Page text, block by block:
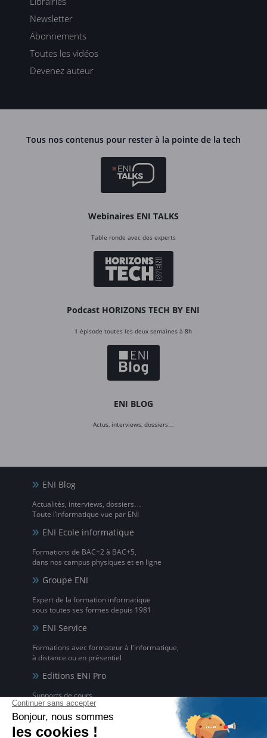
Newsletter
Abonnements
Toutes les vidéos
Devenez auteur
Tous nos contenus pour rester à la pointe de la tech
Webinaires ENI TALKS
Table ronde avec des experts
Podcast HORIZONS TECH BY ENI
1 épisode toutes les deux semaines à 8h
ENI BLOG
Actus, interviews, dossiers…
ENI Blog
Actualités, interviews, dossiers…
Toute l’informatique vue par ENI
ENI Ecole informatique
Formations de BAC+2 à BAC+5,
dans nos campus physiques et en ligne
Groupe ENI
Expert de la formation informatique
sous toutes ses formes depuis 1981
ENI Service
Formations avec formateur à l'informatique,
à distance ou en présentiel
Editions ENI Pro
Supports de cours
pour les organismes de formation
ENI elearning